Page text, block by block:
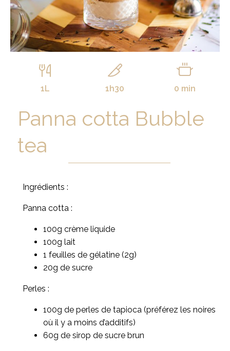
1L 1h30 0 min
Panna cotta Bubble
tea
Ingrédients :
Panna cotta :
100g crème liquide
100g lait
1 feuilles de gélatine (2g)
20g de sucre
Perles :
100g de perles de tapioca (préférez les noires
où il y a moins d’additifs)
60g de sirop de sucre brun